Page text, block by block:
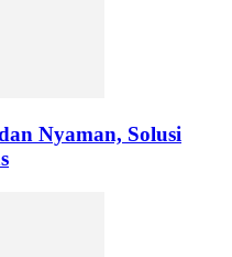
Nyaman, Solusi